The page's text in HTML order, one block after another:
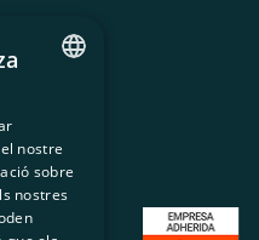
de cookies
SPANISH
GL
BASQUE
nostre
sobre
nostres